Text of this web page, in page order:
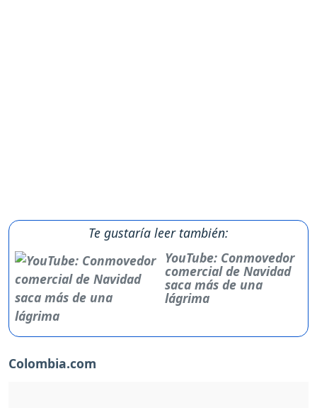
Te gustaría leer también:
YouTube: Conmovedor
comercial de Navidad
saca más de una
lágrima
Colombia.com